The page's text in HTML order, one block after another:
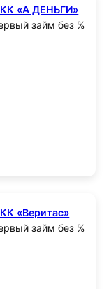
«А ДЕНЬГИ»
займ без %
«Веритас»
займ без %